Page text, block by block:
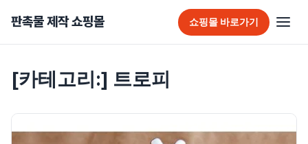
판촉물 제작 쇼핑몰
가방
쇼핑몰 바로가기
[카테고리:] 트로피